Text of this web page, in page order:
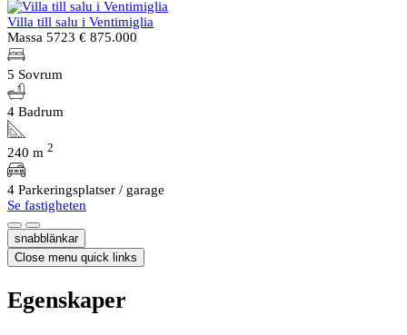
Villa till salu i Ventimiglia
Massa 5723 € 875.000
5 Sovrum
4 Badrum
240 m 2
4 Parkeringsplatser / garage
Se fastigheten
snabblänkar
Close menu quick links
Egenskaper